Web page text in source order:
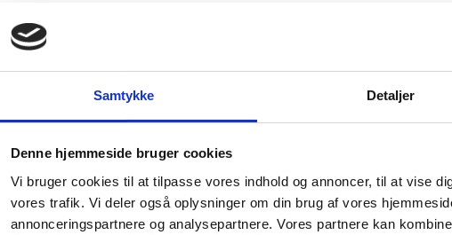
Samtykke Detaljer
Denne hjemmeside bruger cookies
Vi bruger cookies til at tilpasse vores indhold og annoncer, til at vise
vores trafik. Vi deler også oplysninger om din brug af vores
annonceringspartnere og analysepartnere. Vores partnere kan
Kundeservice
Kontakt
Returvarer
Betingelser og garanti
Cookie info
Forside